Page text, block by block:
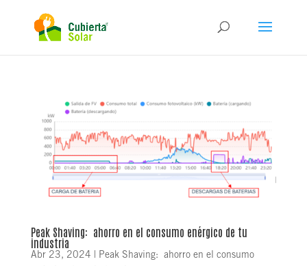
Peak Shaving: ahorro en el consumo enérgico de tu
industria
Abr 23, 2024 | Peak Shaving: ahorro en el consumo